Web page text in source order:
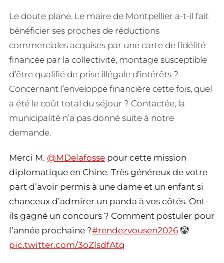
Le doute plane. Le maire de Montpellier a-t-il fait
bénéficier ses proches de réductions
commerciales acquises par une carte de fidélité
financée par la collectivité, montage susceptible
d’être qualifié de prise illégale d’intérêts ?
Concernant l’enveloppe financière cette fois, quel
a été le coût total du séjour ? Contactée, la
municipalité n’a pas donné suite à notre
demande.
Merci M. ⁦⁦ @MDelafosse ⁩ pour cette mission
diplomatique en Chine. Très généreux de votre
part d’avoir permis à une dame et un enfant si
chanceux d’admirer un panda à vos côtés. Ont-
ils gagné un concours ? Comment postuler pour
l’année prochaine ?#rendezvousen2026 🤡
pic.twitter.com/3oZlsdfAtq